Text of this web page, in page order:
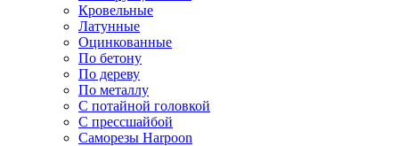
Кровельные
Латунные
Оцинкованные
По бетону
По дереву
По металлу
С потайной головкой
С прессшайбой
Саморезы Harpoon